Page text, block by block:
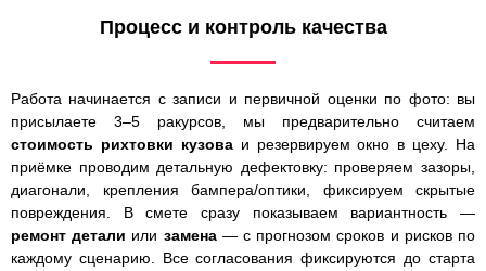
Процесс и контроль качества
Работа начинается с записи и первичной оценки по фото: вы
присылаете 3–5 ракурсов, мы предварительно считаем
стоимость рихтовки кузоваи резервируем окно в цеху. На
приёмке проводим детальную дефектовку: проверяем зазоры,
диагонали, крепления бампера/оптики, фиксируем скрытые
повреждения. В смете сразу показываем вариантность —
ремонт детали или замена— с прогнозом сроков и рисков по
каждому сценарию. Все согласования фиксируются до старта